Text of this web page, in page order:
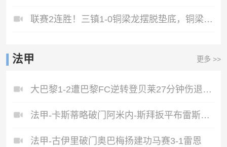
联赛2连胜！三镇1-0铜梁龙摆脱垫底，铜梁龙4轮不胜绍尔头槌制胜
法甲 更多 >>
大巴黎1-2遭巴黎FC逆转登贝莱27分钟伤退戈里替补双响+读秒绝杀
法甲-卡斯蒂略破门阿米内-斯拜扳平布雷斯特1-1昂热
法甲-古伊里破门奥巴梅扬建功马赛3-1雷恩